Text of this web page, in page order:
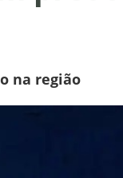
na região